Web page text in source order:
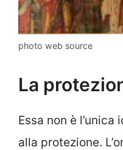
photo web source
La
Essa non è
alla protezione.